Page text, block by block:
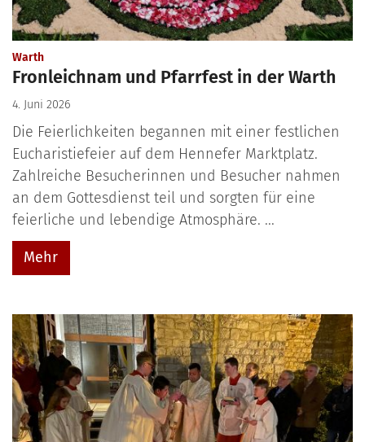
Warth:
Fronleichnam und Pfarrfest in der Warth
4. Juni 2026
Die Feierlichkeiten begannen mit einer festlichen
Eucharistiefeier auf dem Hennefer Marktplatz.
Zahlreiche Besucherinnen und Besucher nahmen
an dem Gottesdienst teil und sorgten für eine
feierliche und lebendige Atmosphäre. ...
Mehr